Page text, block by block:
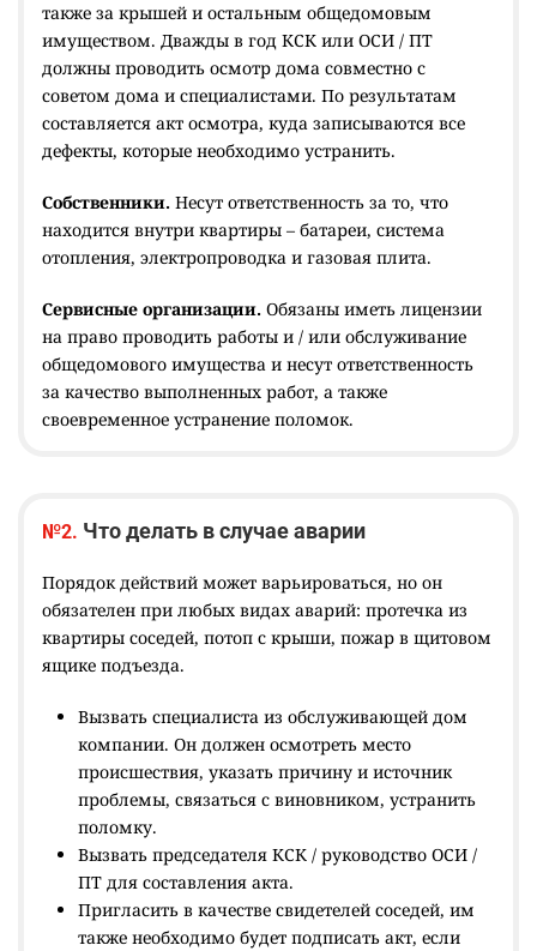
также за крышей и остальным общедомовым
имуществом. Дважды в год КСК или ОСИ / ПТ
должны проводить осмотр дома совместно с
советом дома и специалистами. По результатам
составляется акт осмотра, куда записываются все
дефекты, которые необходимо устранить.
Собственники. Несут ответственность за то, что
находится внутри квартиры – батареи, система
отопления, электропроводка и газовая плита.
Сервисные организации. Обязаны иметь лицензии
на право проводить работы и / или обслуживание
общедомового имущества и несут ответственность
за качество выполненных работ, а также
своевременное устранение поломок.
№2. Что делать в случае аварии
Порядок действий может варьироваться, но он
обязателен при любых видах аварий: протечка из
квартиры соседей, потоп с крыши, пожар в щитовом
ящике подъезда.
Вызвать специалиста из обслуживающей дом
компании. Он должен осмотреть место
происшествия, указать причину и источник
проблемы, связаться с виновником, устранить
поломку.
Вызвать председателя КСК / руководство ОСИ /
ПТ для составления акта.
Пригласить в качестве свидетелей соседей, им
также необходимо будет подписать акт, если